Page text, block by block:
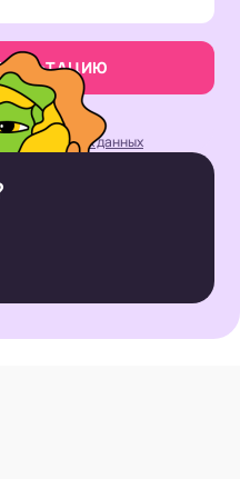
принимаете
данных